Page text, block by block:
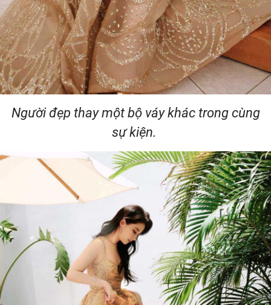
Người đẹp thay một bộ váy khác trong cùng
sự kiện.